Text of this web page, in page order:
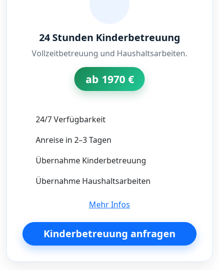
24 Stunden Kinderbetreuung
Vollzeitbetreuung und Haushaltsarbeiten.
ab 1970 €
24/7 Verfügbarkeit
Anreise in 2–3 Tagen
Übernahme Kinderbetreuung
Übernahme Haushaltsarbeiten
Mehr Infos
Kinderbetreuung anfragen